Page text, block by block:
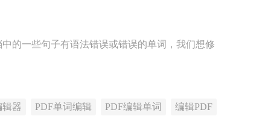
的一些句子有语法错误或错误的单词，我们想修
辑器 PDF单词编辑 PDF编辑单词 编辑PDF